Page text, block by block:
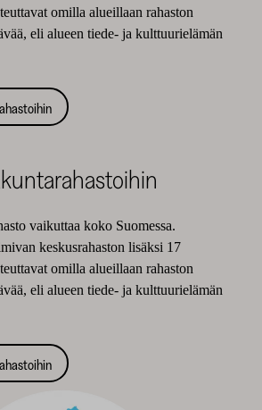
omilla alueillaan rahaston
eli alueen tiede- ja kulttuurielämän
vaikuttaa koko Suomessa.
keskusrahaston lisäksi 17
omilla alueillaan rahaston
eli alueen tiede- ja kulttuurielämän